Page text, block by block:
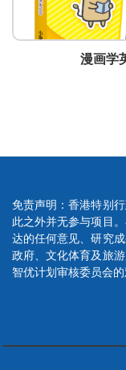
漫画学
免责声明：香港特别
此之外并无参与项目
达的任何意见、研究
政府、文化体育及旅
智优计划审核委员会的